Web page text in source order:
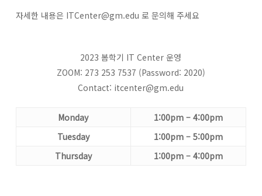
자세한 내용은 ITCenter@gm.edu 로 문의해 주세요
2023 봄학기 IT Center 운영
ZOOM: 273 253 7537 (Password: 2020)
Contact: itcenter@gm.edu
Monday
1:00pm – 4:00pm
Tuesday
1:00pm – 5:00pm
Thursday
1:00pm – 4:00pm